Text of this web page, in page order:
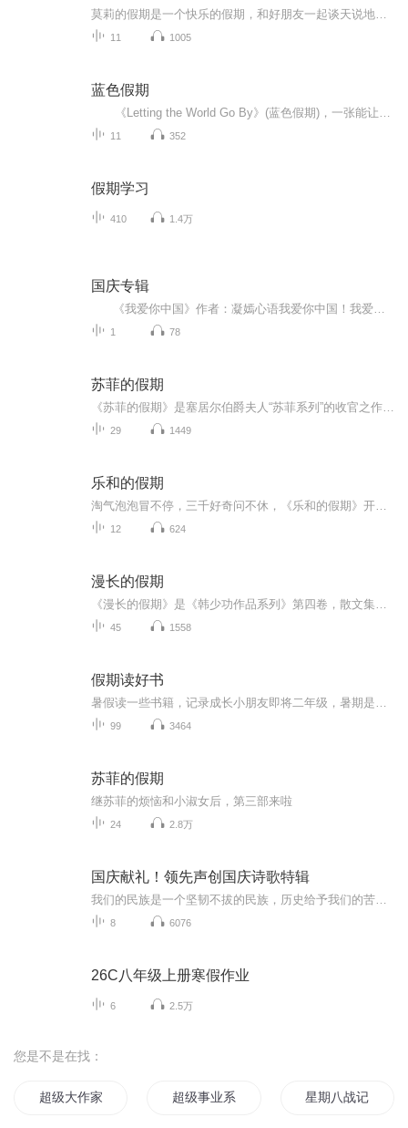
11 1005
蓝色假期
11 352
假期学习
410 1.4万
国庆专辑
1 78
苏菲的假期
29 1449
乐和的假期
12 624
漫长的假期
45 1558
假期读好书
99 3464
苏菲的假期
继苏菲的烦恼和小淑女后，第三部来啦
24 2.8万
国庆献礼！领先声创国庆诗歌特辑
8 6076
26C八年级上册寒假作业
6 2.5万
您是不是在找：
超级大作家 超级事业系统 星期八战记